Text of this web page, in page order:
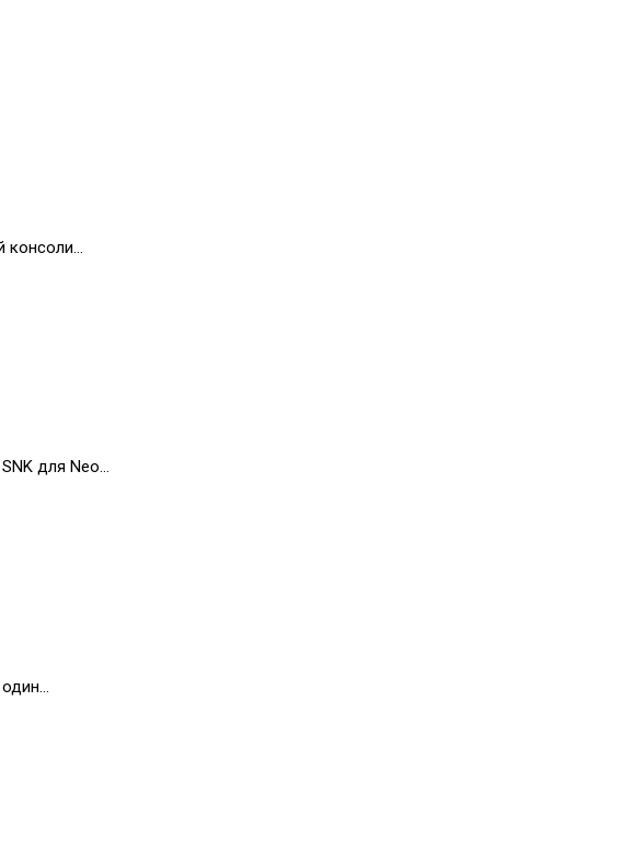
консоли…
для Neo…